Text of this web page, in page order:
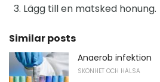
Lägg till en matsked honung.
Similar posts
Anaerob infektion
SKÖNHET OCH HÄLSA